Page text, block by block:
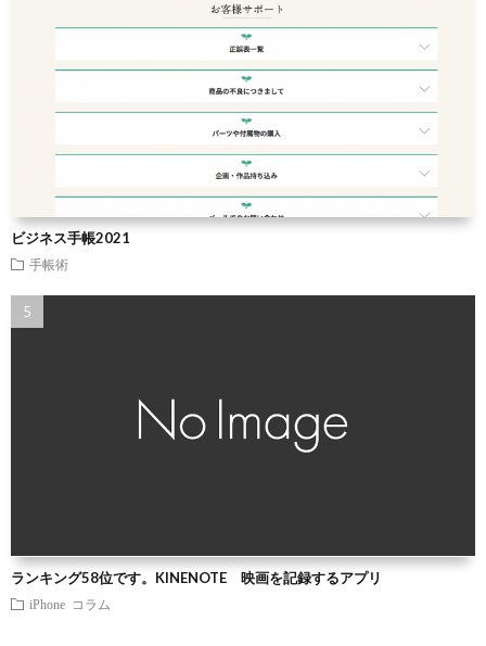
ビジネス手帳2021
手帳術
ランキング58位です。KINENOTE 映画を記録するアプリ
iPhone コラム